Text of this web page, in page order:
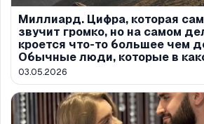
Миллиард. Цифра, которая
звучит громко, но на самом
кроется что-то большее чем
Обычные люди, которые в
03.05.2026